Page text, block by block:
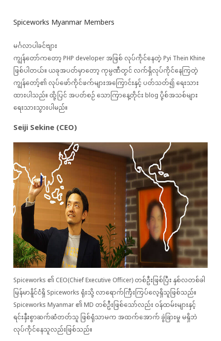
Spiceworks Myanmar Members
မင်္ဂလာပါခင်ဗျား
ကျွန်တော်ကတော့ PHP developer အဖြစ် လုပ်ကိုင်နေတဲ့ Pyi Thein Khine
ဖြစ်ပါတယ်။ ယခုအပတ်မှာတော့ ကုမ္ပဏီတွင် လက်ရှိလုပ်ကိုင်နေကြတဲ့
ကျွန်တော့်၏ လုပ်ဖော်ကိုင်ဖက်များအကြောင်းနှင့် ပတ်သတ်၍ ရေးသား
ထားပါသည်။ ထို့ပြင် အပတ်စဉ် သောကြာနေ့တိုင်း blog ပို့စ်အသစ်များ
ရေးသားသွားပါမည်။
Seiji Sekine (CEO)
Spiceworks ၏ CEO(Chief Executive Officer) တစ်ဦးဖြစ်ပြီး နှစ်လတစ်ခါ
မြန်မာနိူင်ငံရှိ Spiceworks ရုံးသို့ လာရောက်ကြီးကြပ်လေ့ရှိသူဖြစ်သည်။
Spiceworks Myanmar ၏ MD တစ်ဦးဖြစ်သော်လည်း ဝန်ထမ်းများနှင့်
ရင်းနှီးစွာဆက်ဆံတတ်သူ ဖြစ်ရုံသာမက အထက်အောက် ခွဲခြားမှု မရှိဘဲ
လုပ်ကိုင်နေသူလည်းဖြစ်သည်။